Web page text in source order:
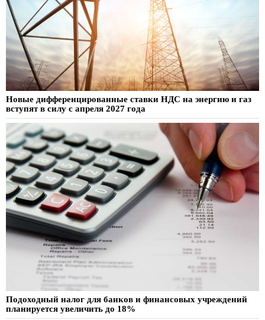
Новые дифференцированные ставки НДС на энергию и газ
вступят в силу с апреля 2027 года
Подоходный налог для банков и финансовых учреждений
планируется увеличить до 18%